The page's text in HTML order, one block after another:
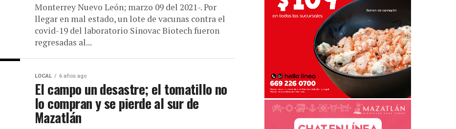
Monterrey Nuevo León; marzo 09 del 2021-. Por
llegar en mal estado, un lote de vacunas contra el
covid-19 del laboratorio Sinovac Biotech fueron
regresadas al...
LOCAL 6 años ago
El campo un desastre; el tomatillo no
lo compran y se pierde al sur de
Mazatlán